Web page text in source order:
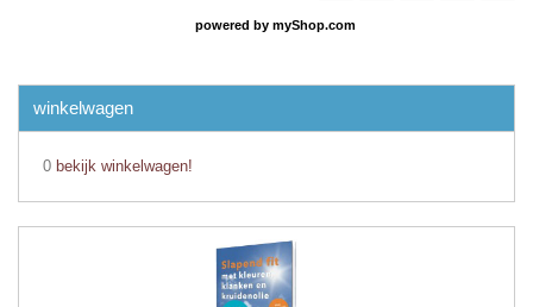
powered by myShop.com
winkelwagen
0 bekijk winkelwagen!